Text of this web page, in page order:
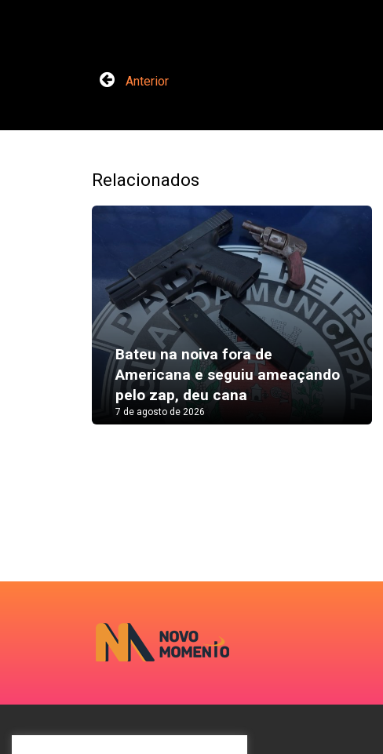
Anterior
Relacionados
Bateu na noiva fora de
Americana e seguiu ameaçando
pelo zap, deu cana
7 de agosto de 2026